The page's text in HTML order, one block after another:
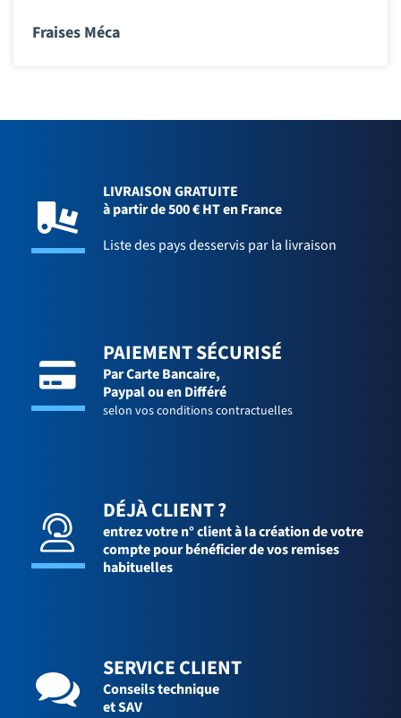
Fraises Méca
LIVRAISON GRATUITE
à partir de 500 € HT en France
Liste des pays desservis par la livraison
PAIEMENT SÉCURISÉ
Par Carte Bancaire,
Paypal ou en Différé
selon vos conditions contractuelles
DÉJÀ CLIENT ?
entrez votre n° client à la création de votre
compte pour bénéficier de vos remises
habituelles
SERVICE CLIENT
Conseils technique
et SAV